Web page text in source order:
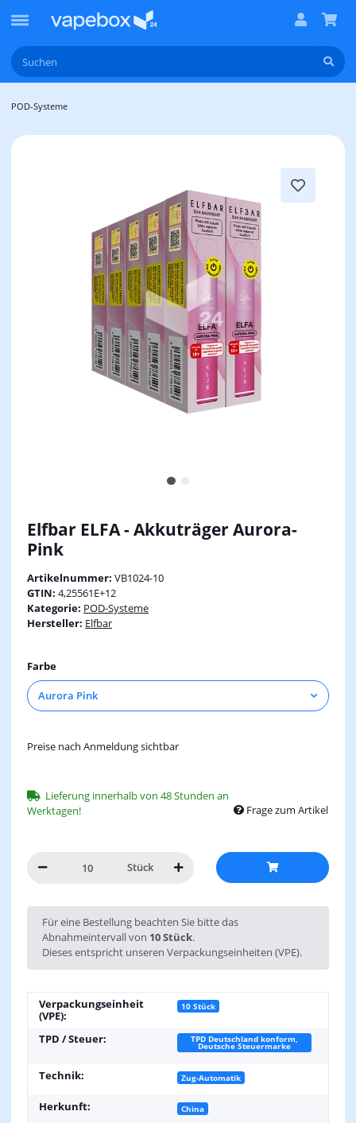
POD-Systeme
Elfbar ELFA - Akkuträger Aurora-
Pink
Artikelnummer: VB1024-10
GTIN: 4,25561E+12
Kategorie: POD-Systeme
Hersteller: Elfbar
Farbe
Aurora Pink
Preise nach Anmeldung sichtbar
Lieferung innerhalb von 48 Stunden an
Werktagen!
Frage zum Artikel
Stück
x
Für eine Bestellung beachten Sie bitte das
Abnahmeintervall von 10 Stück.
Dieses entspricht unseren Verpackungseinheiten (VPE).
Verpackungseinheit
(VPE):
10 Stück
TPD / Steuer: TPD Deutschland konform,
Deutsche Steuermarke
Technik: Zug-Automatik
Herkunft: China